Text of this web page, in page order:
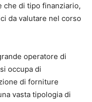
che di tipo finanziario,
da valutare nel corso
operatore di
occupa di
di forniture
vasta tipologia di